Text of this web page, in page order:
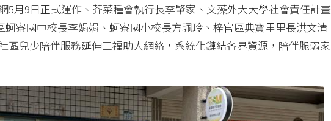
5月9日正式運作、芥菜種會執行長李肇家、文藻外大大學社會責任計畫
蚵寮國中校長李娟娟、蚵寮國小校長方珮玲、梓官區典寶里里長洪文清
區兒少陪伴服務延伸三福助人網絡，系統化鏈結各界資源，陪伴脆弱家